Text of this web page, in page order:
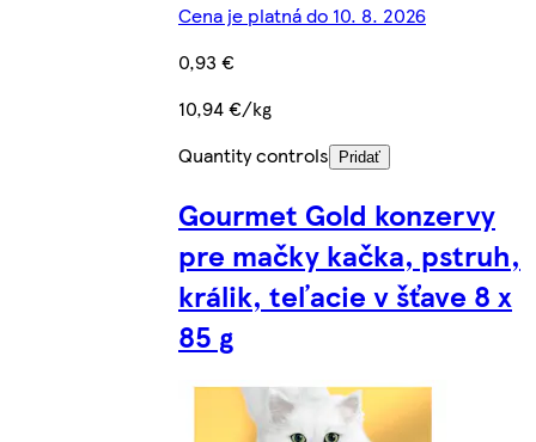
Cena je platná do 10. 8. 2026
0,93 €
10,94 €/kg
Quantity controls
Pridať
Gourmet Gold konzervy
pre mačky kačka, pstruh,
králik, teľacie v šťave 8 x
85 g